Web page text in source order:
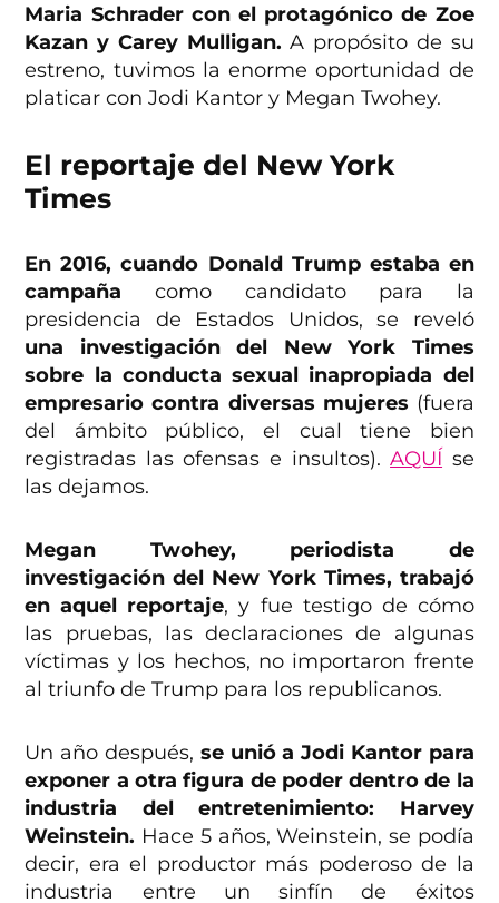
Maria Schrader con el protagónico de Zoe
Kazan y Carey Mulligan.A propósito de su
estreno, tuvimos la enorme oportunidad de
platicar con Jodi Kantor y Megan Twohey.
El reportaje del New York
Times
En 2016, cuando Donald Trump estaba en
campaña como candidato para la
presidencia de Estados Unidos, se reveló
una investigación del New York Times
sobre la conducta sexual inapropiada del
empresario contra diversas mujeres (fuera
del ámbito público, el cual tiene bien
registradas las ofensas e insultos).AQUÍ se
las dejamos.
Megan Twohey, periodista de
investigación del New York Times, trabajó
en aquel reportaje, y fue testigo de cómo
las pruebas, las declaraciones de algunas
víctimas y los hechos, no importaron frente
al triunfo de Trump para los republicanos.
Un año después, se unió a Jodi Kantor para
exponer a otra figura de poder dentro de la
industria del entretenimiento: Harvey
Weinstein. Hace 5 años, Weinstein, se podía
decir, era el productor más poderoso de la
industria entre un sinfín de éxitos